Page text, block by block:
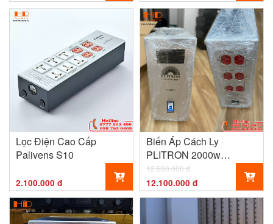
Lọc Điện Cao Cấp
Palivens S10
2.100.000 đ
Biến Áp Cách Ly
PLITRON 2000w
CANADA
12.600.000 đ
12.100.000 đ